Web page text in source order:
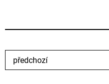
předchozí